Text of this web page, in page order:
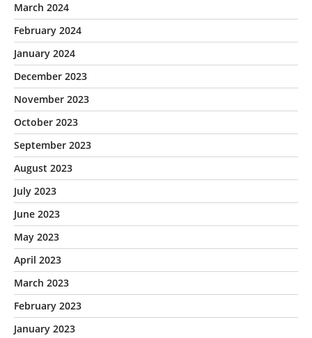
March 2024
February 2024
January 2024
December 2023
November 2023
October 2023
September 2023
August 2023
July 2023
June 2023
May 2023
April 2023
March 2023
February 2023
January 2023